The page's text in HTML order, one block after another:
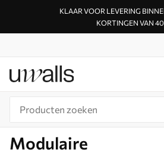
KLAAR VOOR LEVERING
KORTINGEN VAN
Modulaire